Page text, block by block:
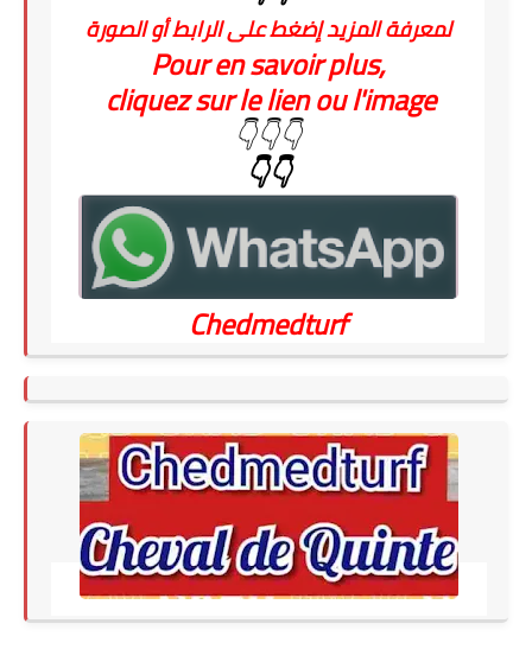
لمعرفة المزيد إضغط على الرابط أو الصورة
Pour en savoir plus,
cliquez sur le lien ou l'image
👇👇👇
👇👇
Chedmedturf